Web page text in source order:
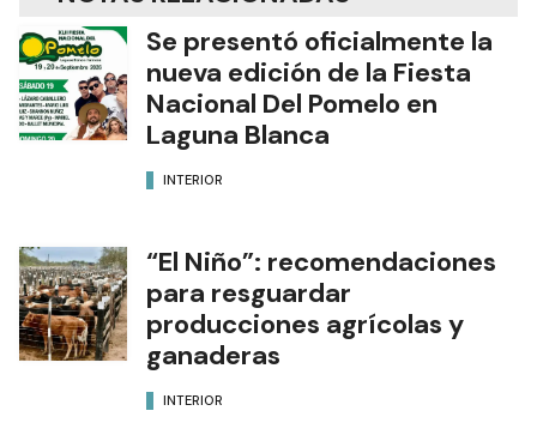
NOTAS RELACIONADAS
Se presentó oficialmente la
nueva edición de la Fiesta
Nacional Del Pomelo en
INTERIOR
“El Niño”: recomendaciones
para resguardar
producciones agrícolas y